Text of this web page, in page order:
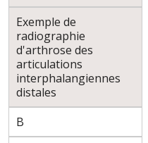
Exemple de
radiographie
d'arthrose des
articulations
interphalangiennes
distales
B